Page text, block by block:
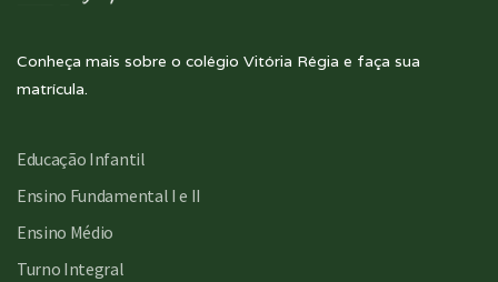
Conheça mais sobre o colégio Vitória Régia e faça sua
matrícula.
Educação Infantil
Ensino Fundamental I e II
Ensino Médio
Turno Integral